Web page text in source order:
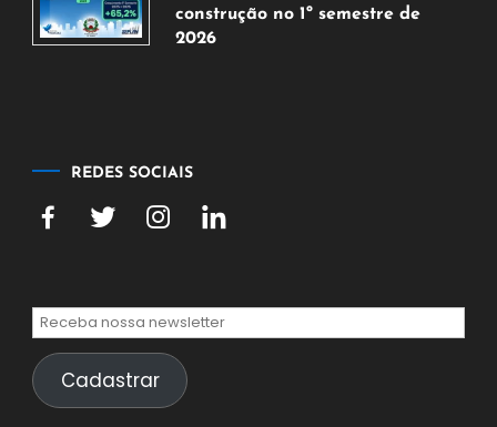
2026
construção no 1º semestre de
2026
2026
REDES SOCIAIS
Cadastrar